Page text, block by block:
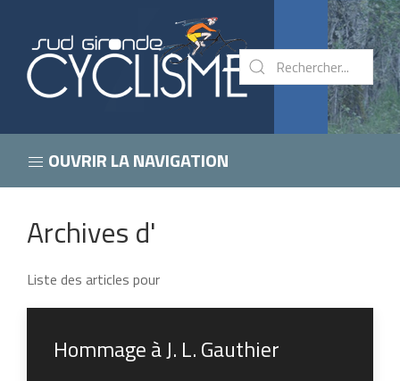
OUVRIR LA NAVIGATION
Archives d'
Liste des articles pour
Hommage à J. L. Gauthier